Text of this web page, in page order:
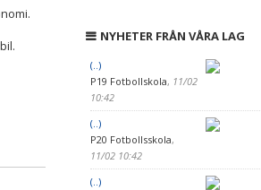
NYHETER FRÅN VÅRA LAG
(..)
P19 Fotbollskola, 11/02
10:42
(..)
P20 Fotbollsskola,
11/02 10:42
(..)